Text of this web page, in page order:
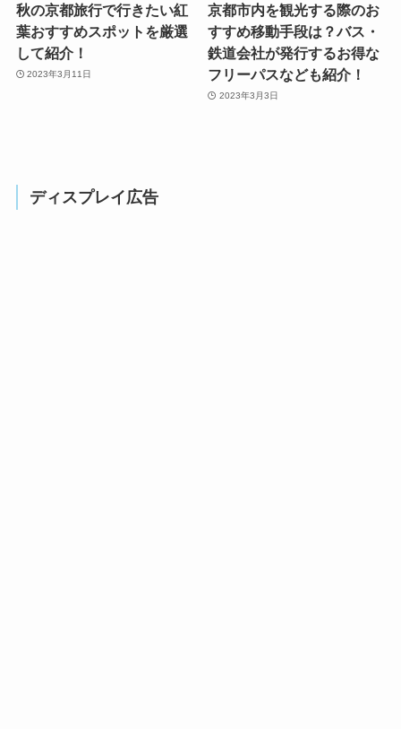
秋の京都旅行で行きたい紅
葉おすすめスポットを厳選
して紹介！
2023年3月11日
京都市内を観光する際のお
すすめ移動手段は？バス・
鉄道会社が発行するお得な
フリーパスなども紹介！
2023年3月3日
ディスプレイ広告